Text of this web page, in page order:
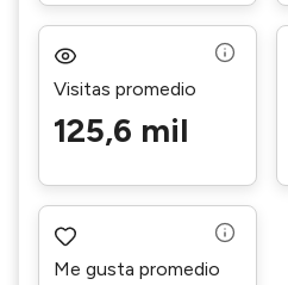
Visitas promedio
125,6 mil
Me gusta promedio